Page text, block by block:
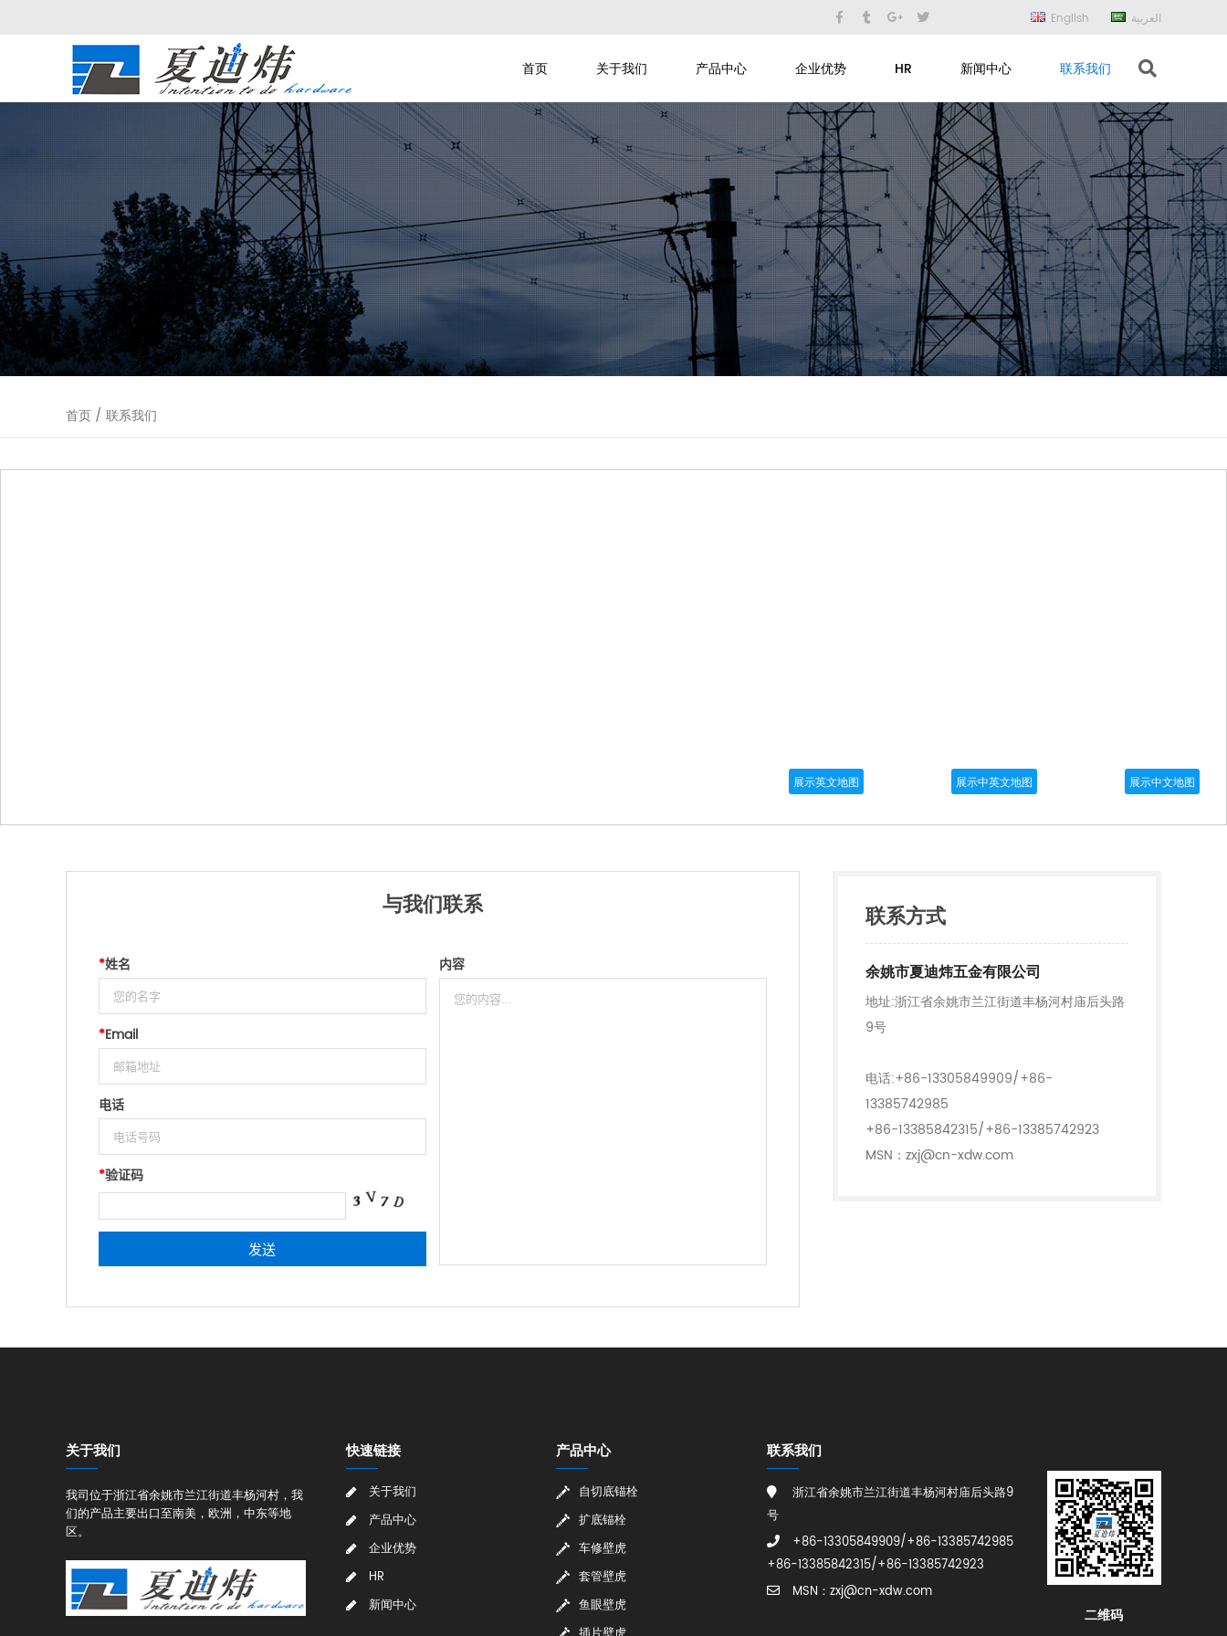
English العربية
首页 关于我们 产品中心 企业优势 HR 新闻中心 联系我们
首页 / 联系我们
联系方式
余姚市夏迪炜五金有限公司
地址:浙江省余姚市兰江街道丰杨河村庙后头路
9号
电话:+86-13305849909/+86-
13385742985
+86-13385842315/+86-13385742923
MSN：zxj@cn-xdw.com
与我们联系
*姓名
*Email
电话
*验证码
内容
关于我们
我司位于浙江省余姚市兰江街道丰杨河村，我
们的产品主要出口至南美，欧洲，中东等地
区。
快速链接
关于我们
产品中心
企业优势
HR
新闻中心
产品中心
自切底锚栓
扩底锚栓
车修壁虎
套管壁虎
鱼眼壁虎
联系我们
浙江省余姚市兰江街道丰杨河村庙后头路9
号
+86-13305849909/+86-13385742985
+86-13385842315/+86-13385742923
MSN：zxj@cn-xdw.com
二维码